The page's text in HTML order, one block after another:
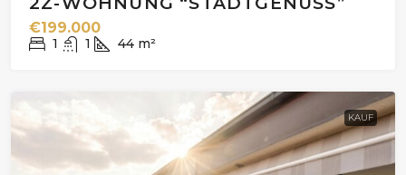
€199.000
1 1 44 m²
KAUF